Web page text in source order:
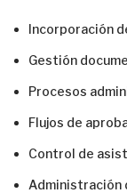
Incorporación
Gestión
Procesos
Flujos de
Control de
Administración